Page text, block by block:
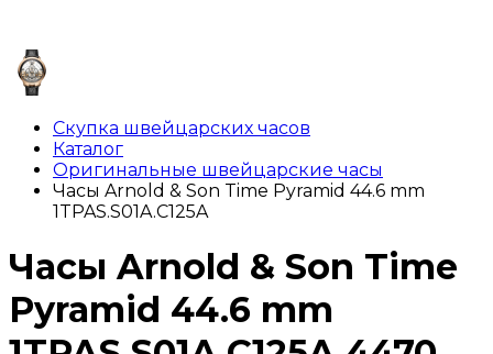
Скупка швейцарских часов
Каталог
Оригинальные швейцарские часы
Часы Arnold & Son Time Pyramid 44.6 mm
1TPAS.S01A.C125A
Часы Arnold & Son Time
Pyramid 44.6 mm